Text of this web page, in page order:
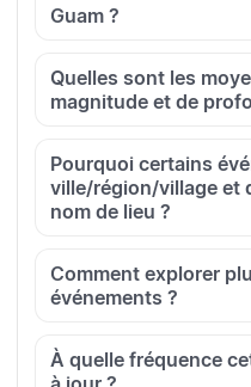
Guam ?
Quelles sont les
magnitude et de
Pourquoi certains
ville/région/village et
nom de lieu ?
Comment explorer
événements ?
À quelle fréquence